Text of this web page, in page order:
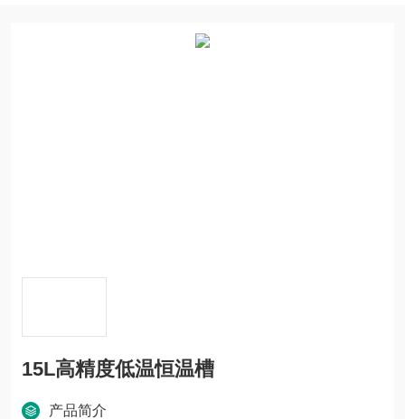
15L高精度低温恒温槽
产品简介